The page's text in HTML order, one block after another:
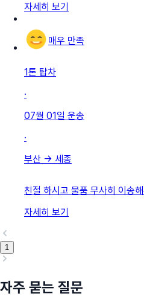
자세히 보기
매우 만족
1톤 탑차
·
07월 01일 운송
·
부산 → 세종
친절 하시고 물품 무사히 이송
자세히 보기
1
자주 묻는 질문